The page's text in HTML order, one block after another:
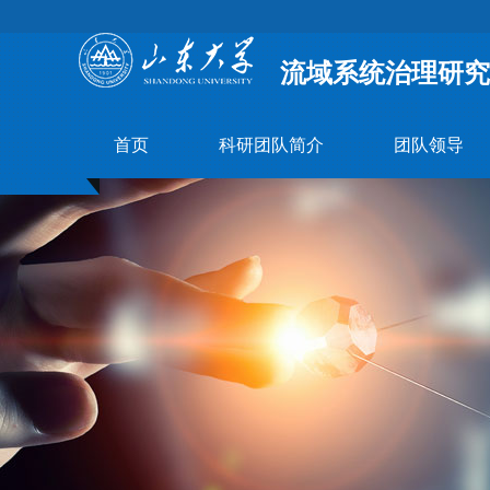
流域系统治理研
首页 科研团队简介 团队领导